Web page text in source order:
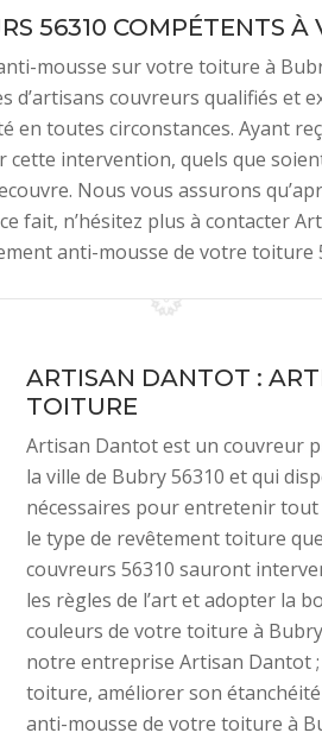
56310 COMPÉTENTS À
mousse sur votre toiture à
d’artisans couvreurs qualifiés et
en toutes circonstances. Ayant
intervention, quels que
Nous vous assurons
fait, n’hésitez plus à contacter
anti-mousse de votre toiture
ARTISAN DANTOT :
TOITURE
Artisan Dantot est un couvreur
la ville de Bubry 56310 et qui
nécessaires pour entretenir
le type de revêtement toiture
couvreurs 56310 sauront
les règles de l’art et adopter la
couleurs de votre toiture à
notre entreprise Artisan Dantot
toiture, améliorer son
anti-mousse de votre toiture à